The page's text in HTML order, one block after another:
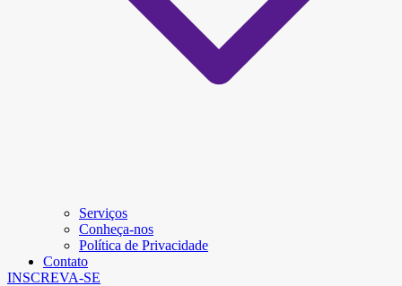
Serviços
Conheça-nos
Política de Privacidade
Contato
INSCREVA-SE